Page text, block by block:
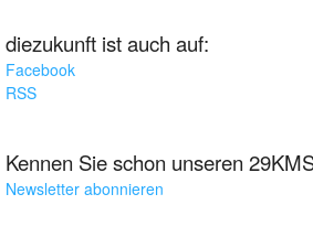
diezukunft ist auch auf:
Facebook
RSS
Kennen Sie schon unseren
Newsletter abonnieren